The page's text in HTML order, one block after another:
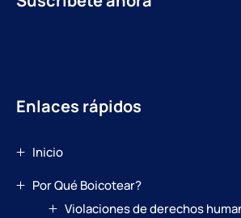
Enlaces rápidos
Inicio
Por Qué Boicotear?
Violaciones de derechos